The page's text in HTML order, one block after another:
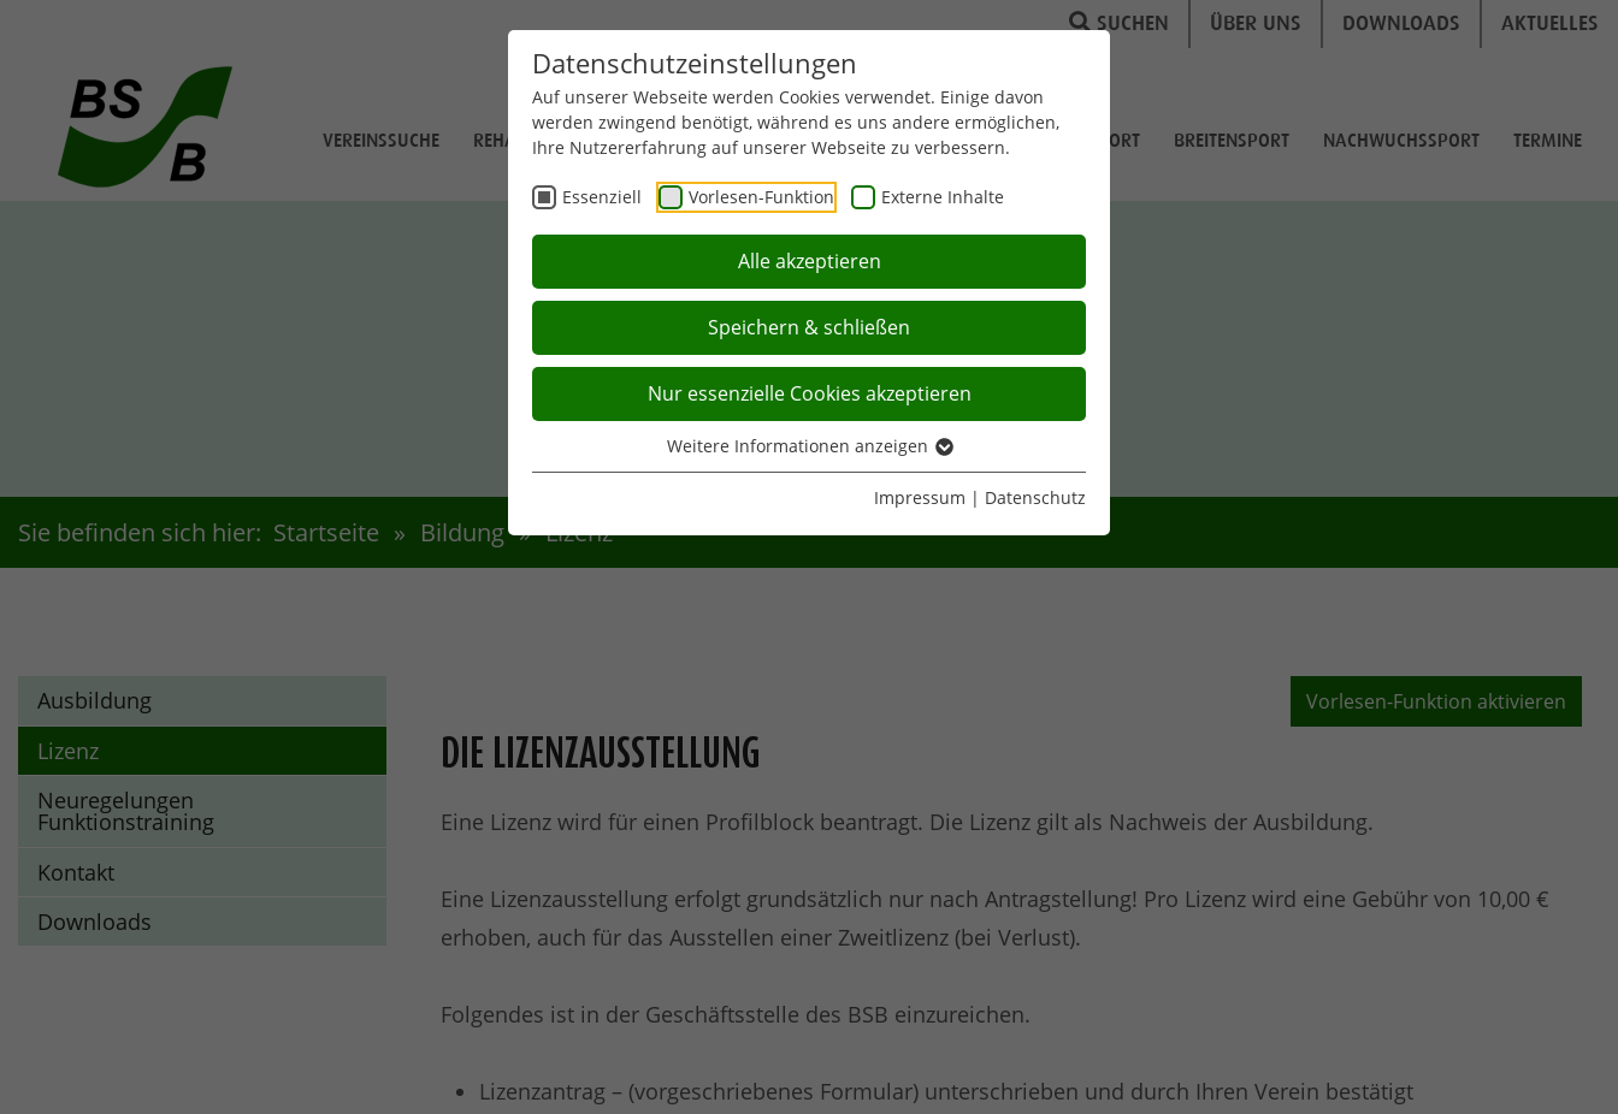
Datenschutzeinstellungen
Auf unserer Webseite werden Cookies verwendet. Einige davon
werden zwingend benötigt, während es uns andere ermöglichen,
Ihre Nutzererfahrung auf unserer Webseite zu verbessern.
Essenziell Vorlesen-Funktion Externe Inhalte
Alle akzeptieren
Speichern & schließen
Nur essenzielle Cookies akzeptieren
Weitere Informationen anzeigen
Impressum | Datenschutz
SUCHEN ÜBER UNS DOWNLOADS AKTUELLES
VEREINSSUCHE REHABILITATIONSSPORT FUNKTIONSTRAINING BILDUNG LEISTUNGSSPORT BREITENSPORT NACHWUCHSSPORT TERMINE
BILDUNG
Sie befinden sich hier: Startseite Bildung Aktuell:
Lizenz
Ausbildung
Lizenz
Neuregelungen
Funktionstraining
Kontakt
Downloads
Vorlesen-Funktion aktivieren
DIE LIZENZAUSSTELLUNG
Eine Lizenz wird für einen Profilblock beantragt. Die Lizenz gilt als Nachweis der Ausbildung.
Eine Lizenzausstellung erfolgt grundsätzlich nur nach Antragstellung! Pro Lizenz wird eine Gebühr von 10,00 €
erhoben, auch für das Ausstellen einer Zweitlizenz (bei Verlust).
Folgendes ist in der Geschäftsstelle des BSB einzureichen.
Lizenzantrag – (vorgeschriebenes Formular) unterschrieben und durch Ihren Verein bestätigt